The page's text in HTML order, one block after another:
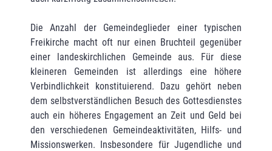
Die Anzahl der Gemeindeglieder einer typischen
Freikirche macht oft nur einen Bruchteil gegenüber
einer landeskirchlichen Gemeinde aus. Für diese
kleineren Gemeinden ist allerdings eine höhere
Verbindlichkeit konstituierend. Dazu gehört neben
dem selbstverständlichen Besuch des Gottesdienstes
auch ein höheres Engagement an Zeit und Geld bei
den verschiedenen Gemeindeaktivitäten, Hilfs- und
Missionswerken. Insbesondere für Jugendliche und